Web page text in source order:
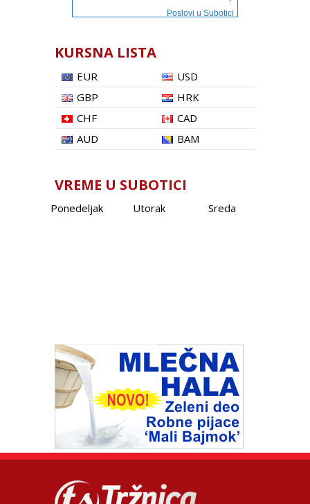
Poslovi u Subotici
KURSNA LISTA
EUR
USD
GBP
HRK
CHF
CAD
AUD
BAM
VREME U SUBOTICI
Ponedeljak Utorak Sreda